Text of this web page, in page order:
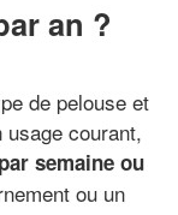
an ?
de pelouse et
courant,
semaine ou
ou un